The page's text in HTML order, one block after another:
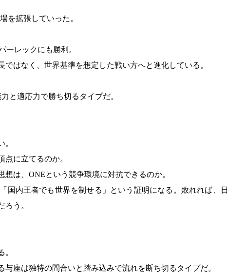
を拡張していった。
ーレックにも勝利。
はなく、世界基準を想定した戦い方へと進化している。
と適応力で勝ち切るタイプだ。
。
に立てるのか。
は、ONEという競争環境に対抗できるのか。
国内王者でも世界を制せる」という証明になる。敗れれば、日
ろう。
。
座は独特の間合いと踏み込みで流れを断ち切るタイプだ。